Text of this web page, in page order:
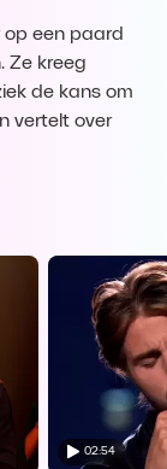
op een paard
Ze kreeg
de kans om
vertelt over
02:54